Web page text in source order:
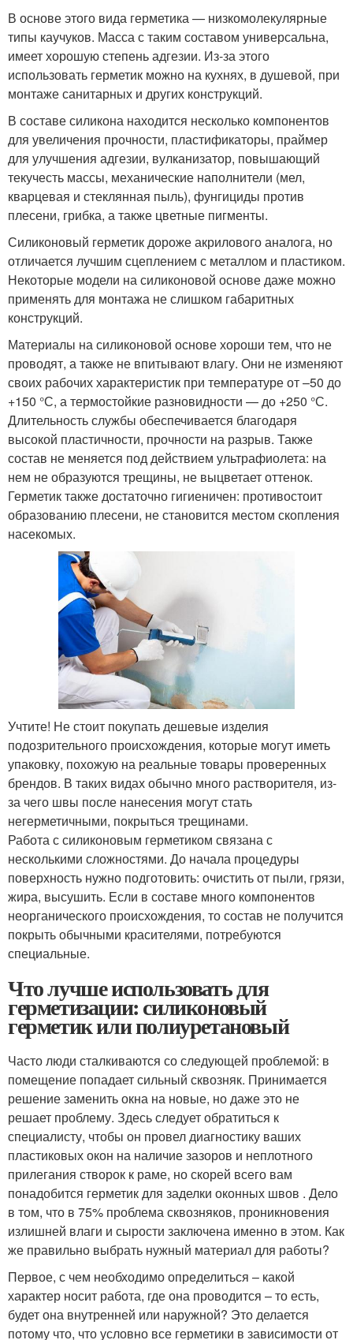
В основе этого вида герметика — низкомолекулярные
типы каучуков. Масса с таким составом универсальна,
имеет хорошую степень адгезии. Из-за этого
использовать герметик можно на кухнях, в душевой, при
монтаже санитарных и других конструкций.
В составе силикона находится несколько компонентов
для увеличения прочности, пластификаторы, праймер
для улучшения адгезии, вулканизатор, повышающий
текучесть массы, механические наполнители (мел,
кварцевая и стеклянная пыль), фунгициды против
плесени, грибка, а также цветные пигменты.
Силиконовый герметик дороже акрилового аналога, но
отличается лучшим сцеплением с металлом и пластиком.
Некоторые модели на силиконовой основе даже можно
применять для монтажа не слишком габаритных
конструкций.
Материалы на силиконовой основе хороши тем, что не
проводят, а также не впитывают влагу. Они не изменяют
своих рабочих характеристик при температуре от –50 до
+150 °С, а термостойкие разновидности — до +250 °С.
Длительность службы обеспечивается благодаря
высокой пластичности, прочности на разрыв. Также
состав не меняется под действием ультрафиолета: на
нем не образуются трещины, не выцветает оттенок.
Герметик также достаточно гигиеничен: противостоит
образованию плесени, не становится местом скопления
насекомых.
Учтите! Не стоит покупать дешевые изделия
подозрительного происхождения, которые могут иметь
упаковку, похожую на реальные товары проверенных
брендов. В таких видах обычно много растворителя, из-
за чего швы после нанесения могут стать
негерметичными, покрыться трещинами.
Работа с силиконовым герметиком связана с
несколькими сложностями. До начала процедуры
поверхность нужно подготовить: очистить от пыли, грязи,
жира, высушить. Если в составе много компонентов
неорганического происхождения, то состав не получится
покрыть обычными красителями, потребуются
специальные.
Что лучше использовать для
герметизации: силиконовый
герметик или полиуретановый
Часто люди сталкиваются со следующей проблемой: в
помещение попадает сильный сквозняк. Принимается
решение заменить окна на новые, но даже это не
решает проблему. Здесь следует обратиться к
специалисту, чтобы он провел диагностику ваших
пластиковых окон на наличие зазоров и неплотного
прилегания створок к раме, но скорей всего вам
понадобится герметик для заделки оконных швов . Дело
в том, что в 75% проблема сквозняков, проникновения
излишней влаги и сырости заключена именно в этом. Как
же правильно выбрать нужный материал для работы?
Первое, с чем необходимо определиться – какой
характер носит работа, где она проводится – то есть,
будет она внутренней или наружной? Это делается
потому что, что условно все герметики в зависимости от